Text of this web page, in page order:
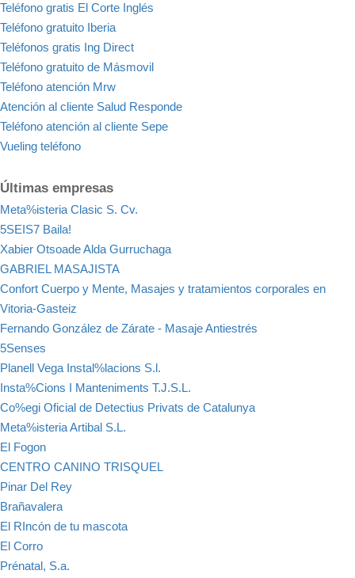
Teléfono gratis El Corte Inglés
Teléfono gratuito Iberia
Teléfonos gratis Ing Direct
Teléfono gratuito de Másmovil
Teléfono atención Mrw
Atención al cliente Salud Responde
Teléfono atención al cliente Sepe
Vueling teléfono
Últimas empresas
Meta%isteria Clasic S. Cv.
5SEIS7 Baila!
Xabier Otsoade Alda Gurruchaga
GABRIEL MASAJISTA
Confort Cuerpo y Mente, Masajes y tratamientos corporales en
Vitoria-Gasteiz
Fernando González de Zárate - Masaje Antiestrés
5Senses
Planell Vega Instal%lacions S.l.
Insta%Cions I Manteniments T.J.S.L.
Co%egi Oficial de Detectius Privats de Catalunya
Meta%isteria Artibal S.L.
El Fogon
CENTRO CANINO TRISQUEL
Pinar Del Rey
Brañavalera
El RIncón de tu mascota
El Corro
Prénatal, S.a.